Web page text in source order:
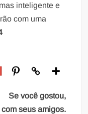
inteligente e
com uma
Se você gostou,
seus amigos.